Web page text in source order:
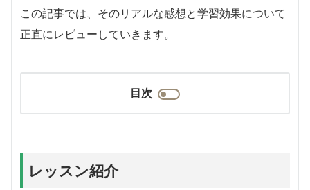
この記事では、そのリアルな感想と学習効果について
正直にレビューしていきます。
目次
レッスン紹介